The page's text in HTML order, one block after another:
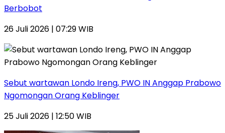
Berbobot
26 Juli 2026 | 07:29 WIB
Sebut wartawan Londo Ireng, PWO IN Anggap Prabowo
Ngomongan Orang Keblinger
25 Juli 2026 | 12:50 WIB